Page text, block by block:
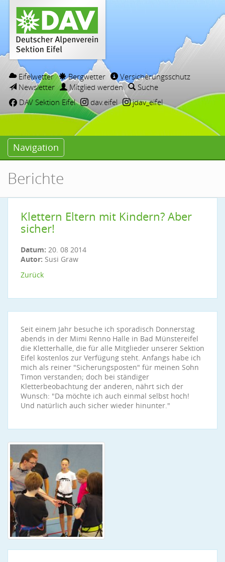
Eifelwetter Bergwetter
Versicherungsschutz
Newsletter
Mitglied werden
Suche
DAV Sektion Eifel
dav.eifel jdav_eifel
Navigation
Berichte
Klettern Eltern mit Kindern? Aber
sicher!
Datum: 20. 08 2014
Autor: Susi Graw
Zurück
Seit einem Jahr besuche ich sporadisch Donnerstag
abends in der Mimi Renno Halle in Bad Münstereifel
die Kletterhalle, die für alle Mitglieder unserer Sektion
Eifel kostenlos zur Verfügung steht. Anfangs habe ich
mich als reiner "Sicherungsposten" für meinen Sohn
Timon verstanden; doch bei ständiger
Kletterbeobachtung der anderen, nährt sich der
Wunsch: "Da möchte ich auch einmal selbst hoch!
Und natürlich auch sicher wieder hinunter."